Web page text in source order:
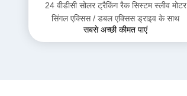
24 वीडीसी सोलर ट्रैकिंग रैक सिस्टम स्लीव मोटर
सिंगल एक्सिस / डबल एक्सिस ड्राइव के साथ
सबसे अच्छी कीमत पाएं